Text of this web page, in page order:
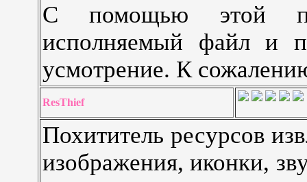
С помощью этой
исполняемый файл и
усмотрение. К
ResThief
Похититель ресурсов
изображения, иконки,